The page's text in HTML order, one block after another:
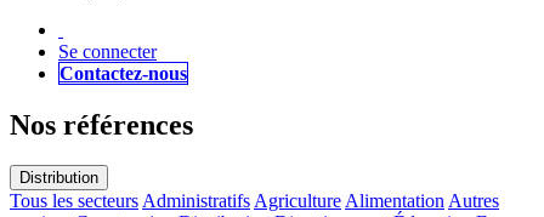
Se connecter
Contactez-nous
Nos références
Distribution
Tous les secteursAdministratifsAgricultureAlimentationAutres